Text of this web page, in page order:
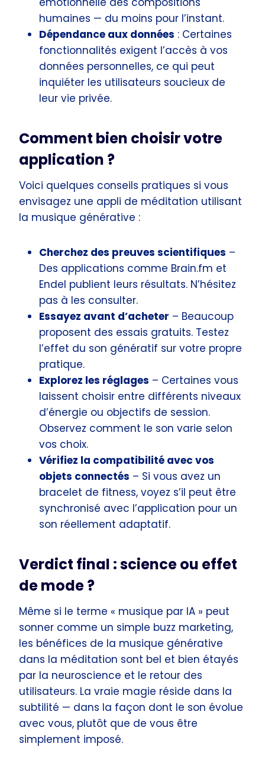
humaines — du moins pour l’instant.
Dépendance aux données : Certaines
fonctionnalités exigent l’accès à vos
données personnelles, ce qui peut
inquiéter les utilisateurs soucieux de
leur vie privée.
Comment bien choisir votre
application ?
Voici quelques conseils pratiques si vous
envisagez une appli de méditation utilisant
la musique générative :
Cherchez des preuves scientifiques –
Des applications comme Brain.fm et
Endel publient leurs résultats. N’hésitez
pas à les consulter.
Essayez avant d’acheter – Beaucoup
proposent des essais gratuits. Testez
l’effet du son génératif sur votre propre
pratique.
Explorez les réglages – Certaines vous
laissent choisir entre différents niveaux
d’énergie ou objectifs de session.
Observez comment le son varie selon
vos choix.
Vérifiez la compatibilité avec vos
objets connectés – Si vous avez un
bracelet de fitness, voyez s’il peut être
synchronisé avec l’application pour un
son réellement adaptatif.
Verdict final : science ou effet
de mode ?
Même si le terme « musique par IA » peut
sonner comme un simple buzz marketing,
les bénéfices de la musique générative
dans la méditation sont bel et bien étayés
par la neuroscience et le retour des
utilisateurs. La vraie magie réside dans la
subtilité — dans la façon dont le son évolue
avec vous, plutôt que de vous être
simplement imposé.